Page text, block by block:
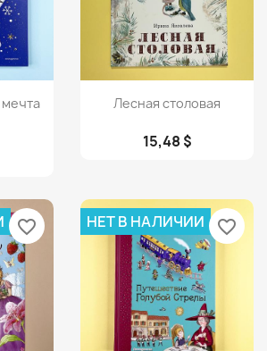
Просмотр
Лесная столовая
15,48 $
favorite_border НЕТ В НАЛИЧИИ favorite_border